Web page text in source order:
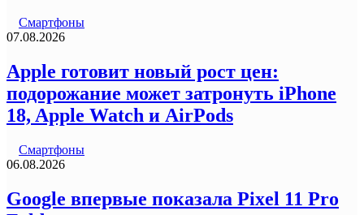
Смартфоны
07.08.2026
Apple готовит новый рост цен:
подорожание может затронуть iPhone
18, Apple Watch и AirPods
Смартфоны
06.08.2026
Google впервые показала Pixel 11 Pro